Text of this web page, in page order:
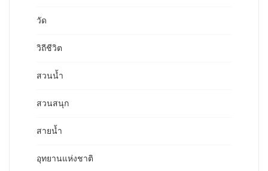
วัด
วิถีชีวิต
สวนน้ำ
สวนสนุก
สายน้ำ
อุทยานแห่งชาติ